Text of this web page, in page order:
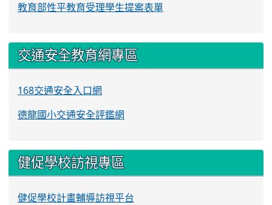
教育部性平教育受理學生提案表單
交通安全教育網專區
168交通安全入口網
德龍國小交通安全評鑑網
健促學校訪視專區
健促學校計畫輔導訪視平台